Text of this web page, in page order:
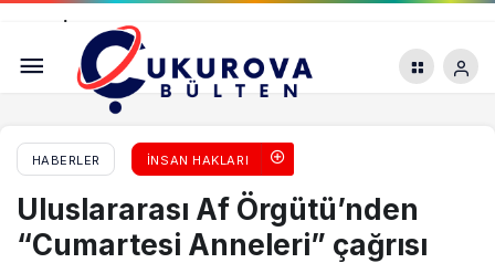
HABERLER İNSAN HAKLARI
Uluslararası Af Örgütü’nden
“Cumartesi Anneleri” çağrısı
Dr. İsmail Sarp Aykurt’tan ‘Adana Demirspor’
yorumu: “Kentin dinamikleri gözetilmeli”